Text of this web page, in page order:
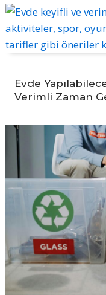
Evde
Verimli Zaman